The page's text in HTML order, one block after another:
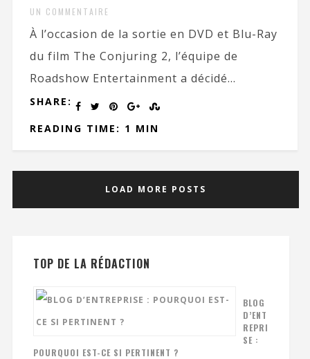
UN COMMENTAIRE
À l’occasion de la sortie en DVD et Blu-Ray
du film The Conjuring 2, l’équipe de
Roadshow Entertainment a décidé...
SHARE:
READING TIME: 1 MIN
LOAD MORE POSTS
TOP DE LA RÉDACTION
BLOG
D’ENT
REPRI
SE :
POURQUOI EST-CE SI PERTINENT ?